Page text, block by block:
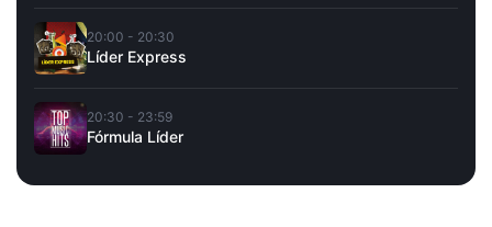
20:00 - 20:30
Líder Express
20:30 - 23:59
Fórmula Líder